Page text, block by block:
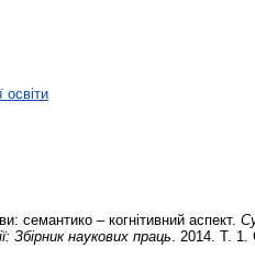
освіти
– когнітивний аспект.
Збірник наукових праць . 2014. Т. 1.